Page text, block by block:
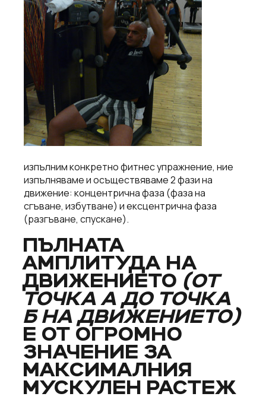
изпълним конкретно фитнес упражнение, ние
изпълняваме и осъществяваме 2 фази на
движение: концентрична фаза (фаза на
сгъване, избутване) и ексцентрична фаза
(разгъване, спускане).
ПЪЛНАТА
АМПЛИТУДА НА
ДВИЖЕНИЕТО (ОТ
ТОЧКА А ДО ТОЧКА
Б НА ДВИЖЕНИЕТО)
Е ОТ ОГРОМНО
ЗНАЧЕНИЕ ЗА
МАКСИМАЛНИЯ
МУСКУЛЕН РАСТЕЖ